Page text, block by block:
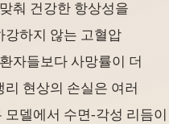
춰 건강한 항상성을
강하지 않는 고혈압
자들보다 사망률이 더
현상의 손실은 여러
델에서 수면-각성 리듬이